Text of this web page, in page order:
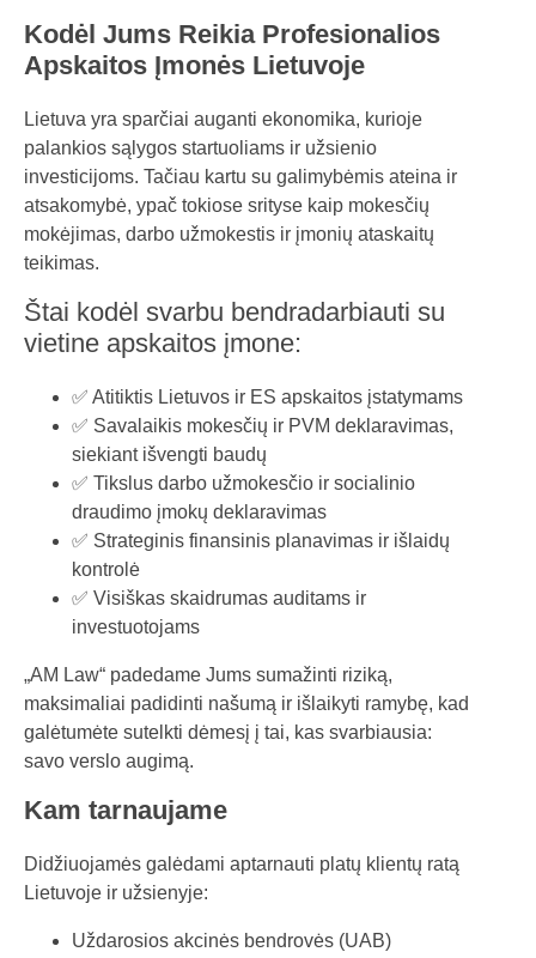
Kodėl Jums Reikia Profesionalios
Apskaitos Įmonės Lietuvoje
Lietuva yra sparčiai auganti ekonomika, kurioje
palankios sąlygos startuoliams ir užsienio
investicijoms. Tačiau kartu su galimybėmis ateina ir
atsakomybė, ypač tokiose srityse kaip mokesčių
mokėjimas, darbo užmokestis ir įmonių ataskaitų
teikimas.
Štai kodėl svarbu bendradarbiauti su
vietine apskaitos įmone:
✅ Atitiktis Lietuvos ir ES apskaitos įstatymams
✅ Savalaikis mokesčių ir PVM deklaravimas,
siekiant išvengti baudų
✅ Tikslus darbo užmokesčio ir socialinio
draudimo įmokų deklaravimas
✅ Strateginis finansinis planavimas ir išlaidų
kontrolė
✅ Visiškas skaidrumas auditams ir
investuotojams
„AM Law“ padedame Jums sumažinti riziką,
maksimaliai padidinti našumą ir išlaikyti ramybę, kad
galėtumėte sutelkti dėmesį į tai, kas svarbiausia:
savo verslo augimą.
Kam tarnaujame
Didžiuojamės galėdami aptarnauti platų klientų ratą
Lietuvoje ir užsienyje:
Uždarosios akcinės bendrovės (UAB)